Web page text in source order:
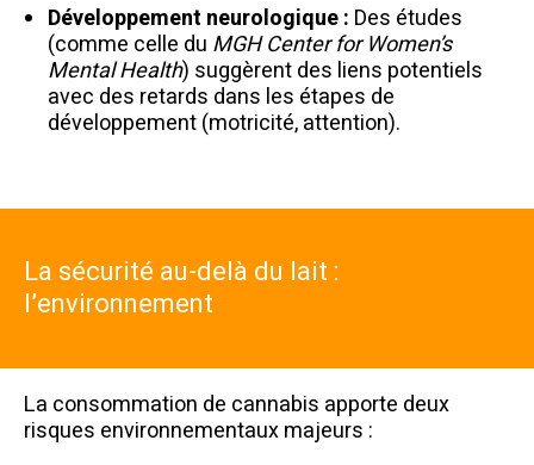
Développement neurologique : Des études
(comme celle du MGH Center for Women’s
Mental Health) suggèrent des liens potentiels
avec des retards dans les étapes de
développement (motricité, attention).
La sécurité au-delà du lait :
l’environnement
La consommation de cannabis apporte deux
risques environnementaux majeurs :